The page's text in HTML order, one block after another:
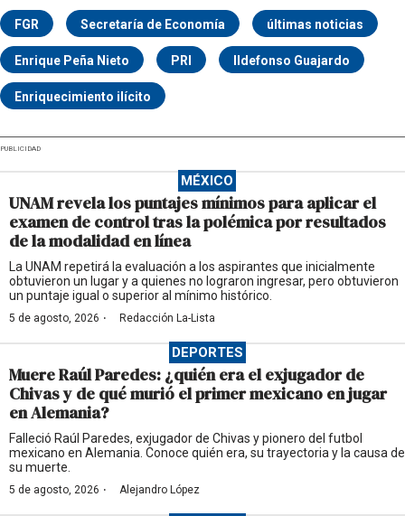
FGR Secretaría de Economía últimas noticias
Enrique Peña Nieto PRI Ildefonso Guajardo
Enriquecimiento ilícito
PUBLICIDAD
MÉXICO
UNAM revela los puntajes mínimos para aplicar el
examen de control tras la polémica por resultados
de la modalidad en línea
La UNAM repetirá la evaluación a los aspirantes que inicialmente
obtuvieron un lugar y a quienes no lograron ingresar, pero obtuvieron
un puntaje igual o superior al mínimo histórico.
5 de agosto, 2026 · Redacción La-Lista
DEPORTES
Muere Raúl Paredes: ¿quién era el exjugador de
Chivas y de qué murió el primer mexicano en jugar
en Alemania?
Falleció Raúl Paredes, exjugador de Chivas y pionero del futbol
mexicano en Alemania. Conoce quién era, su trayectoria y la causa de
su muerte.
5 de agosto, 2026 · Alejandro López